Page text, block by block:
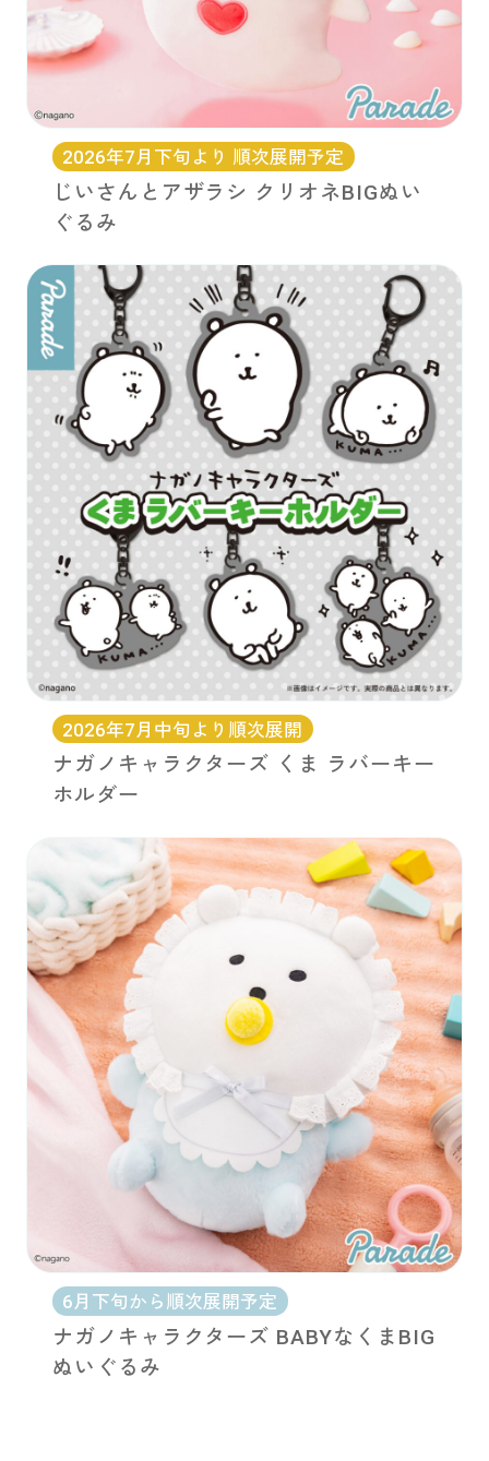
2026年7月下旬より 順次展開予定
じいさんとアザラシ クリオネBIGぬい
ぐるみ
2026年7月中旬より順次展開
ナガノキャラクターズ くま ラバーキー
ホルダー
6月下旬から順次展開予定
ナガノキャラクターズ BABYなくまBIG
ぬいぐるみ